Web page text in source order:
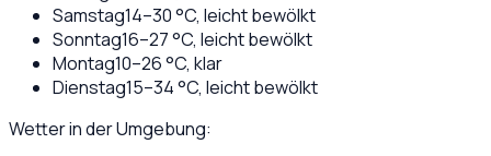
Samstag14–30°C, leicht bewölkt
Sonntag16–27°C, leicht bewölkt
Montag10–26°C, klar
Dienstag15–34°C, leicht bewölkt
Wetter in der Umgebung: